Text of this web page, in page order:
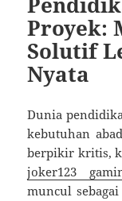
Proyek:
Solutif
Nyata
Dunia
kebutuhan
berpikir kritis,
joker123
muncul